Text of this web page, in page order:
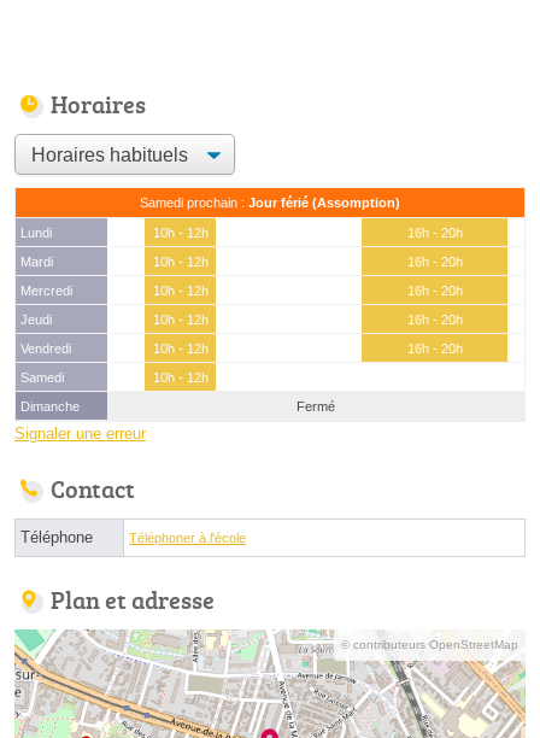
Horaires
Samedi prochain : Jour férié (Assomption)
Lundi 10h - 12h
16h - 20h
Mardi
10h - 12h
16h - 20h
Mercredi
10h - 12h
16h - 20h
Jeudi
10h - 12h
16h - 20h
Vendredi
10h - 12h
16h - 20h
Samedi
10h - 12h
Dimanche
Fermé
Signaler une erreur
Contact
Téléphone Téléphoner à l'école
Plan et adresse
© contributeurs OpenStreetMap